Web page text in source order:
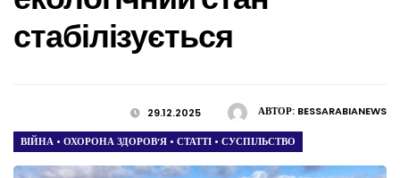
стабілізується
АВТОР: BESSARABIANEWS
29.12.2025
ВІЙНА • ОХОРОНА ЗДОРОВ’Я • СТАТТІ • СУСПІЛЬСТВО